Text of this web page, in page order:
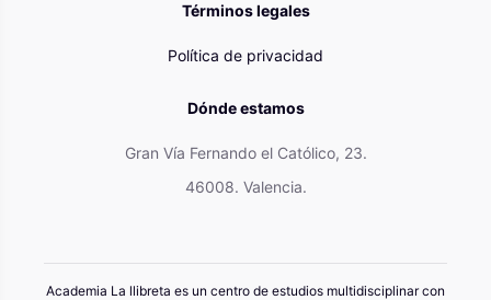
Términos legales
Política de privacidad
Dónde estamos
Gran Vía Fernando el Católico, 23.
46008. Valencia.
Academia La llibreta es un centro de estudios multidisciplinar con